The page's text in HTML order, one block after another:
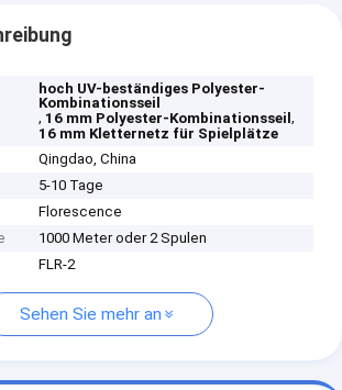
hoch UV-beständiges Polyester-
Kombinationsseil
, 16 mm Polyester-Kombinationsseil,
16 mm Kletternetz für Spielplätze
Qingdao, China
5-10 Tage
Florescence
1000 Meter oder 2 Spulen
FLR-2
Sehen Sie mehr an